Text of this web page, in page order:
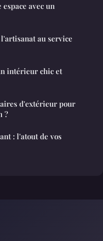
avec un
au service
intérieur chic et
d'extérieur pour
?
: l'atout de vos